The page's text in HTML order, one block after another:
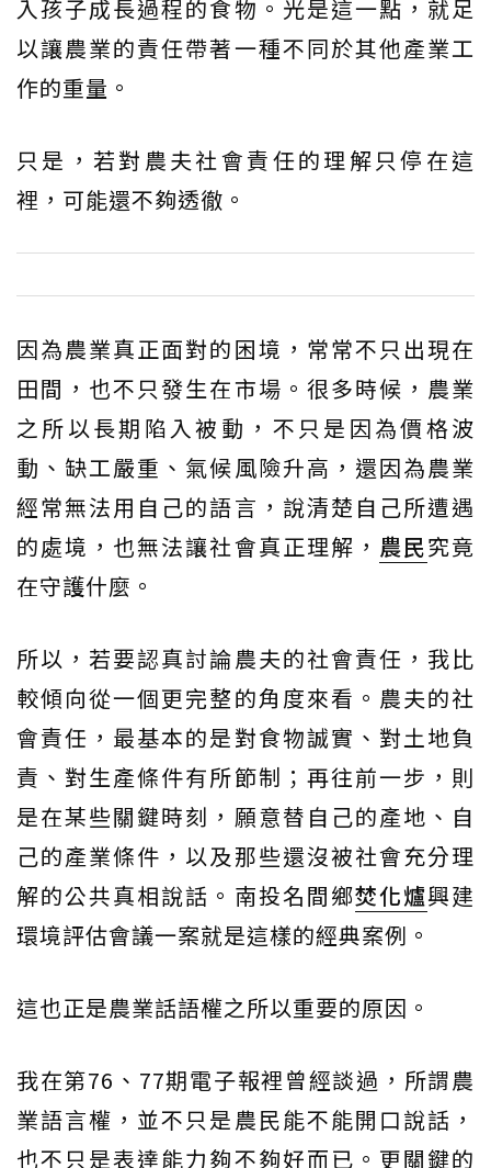
入孩子成長過程的食物。光是這一點，就足
以讓農業的責任帶著一種不同於其他產業工
作的重量。
只是，若對農夫社會責任的理解只停在這
裡，可能還不夠透徹。
因為農業真正面對的困境，常常不只出現在
田間，也不只發生在市場。很多時候，農業
之所以長期陷入被動，不只是因為價格波
動、缺工嚴重、氣候風險升高，還因為農業
經常無法用自己的語言，說清楚自己所遭遇
的處境，也無法讓社會真正理解， 農民究竟
在守護什麼。
所以，若要認真討論農夫的社會責任，我比
較傾向從一個更完整的角度來看。農夫的社
會責任，最基本的是對食物誠實、對土地負
責、對生產條件有所節制；再往前一步，則
是在某些關鍵時刻，願意替自己的產地、自
己的產業條件，以及那些還沒被社會充分理
解的公共真相說話。南投名間鄉焚化爐興建
環境評估會議一案就是這樣的經典案例。
這也正是農業話語權之所以重要的原因。
我在第76、77期電子報裡曾經談過，所謂農
業語言權，並不只是農民能不能開口說話，
也不只是表達能力夠不夠好而已。更關鍵的